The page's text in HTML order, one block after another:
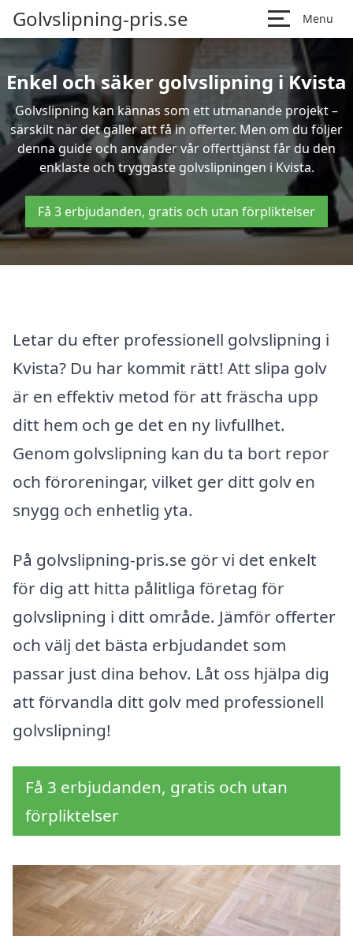
Golvslipning-pris.se Menu
Enkel och säker golvslipning i Kvista
Golvslipning kan kännas som ett utmanande projekt –
särskilt när det gäller att få in offerter. Men om du följer
denna guide och använder vår offerttjänst får du den
enklaste och tryggaste golvslipningen i Kvista.
Få 3 erbjudanden, gratis och utan förpliktelser
Letar du efter professionell golvslipning i
Kvista? Du har kommit rätt! Att slipa golv
är en effektiv metod för att fräscha upp
ditt hem och ge det en ny livfullhet.
Genom golvslipning kan du ta bort repor
och föroreningar, vilket ger ditt golv en
snygg och enhetlig yta.
På golvslipning-pris.se gör vi det enkelt
för dig att hitta pålitliga företag för
golvslipning i ditt område. Jämför offerter
och välj det bästa erbjudandet som
passar just dina behov. Låt oss hjälpa dig
att förvandla ditt golv med professionell
golvslipning!
Få 3 erbjudanden, gratis och utan
förpliktelser